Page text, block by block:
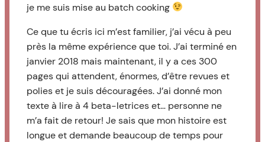
je me suis mise au batch cooking
Ce que tu écris ici m’est familier, j’ai vécu à peu
près la même expérience que toi. J’ai terminé en
janvier 2018 mais maintenant, il y a ces 300
pages qui attendent, énormes, d’être revues et
polies et je suis découragées. J’ai donné mon
texte à lire à 4 beta-letrices et… personne ne
m’a fait de retour! Je sais que mon histoire est
longue et demande beaucoup de temps pour